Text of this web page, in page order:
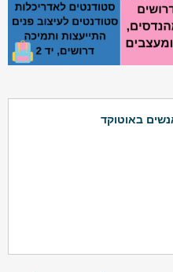
באוטוקד